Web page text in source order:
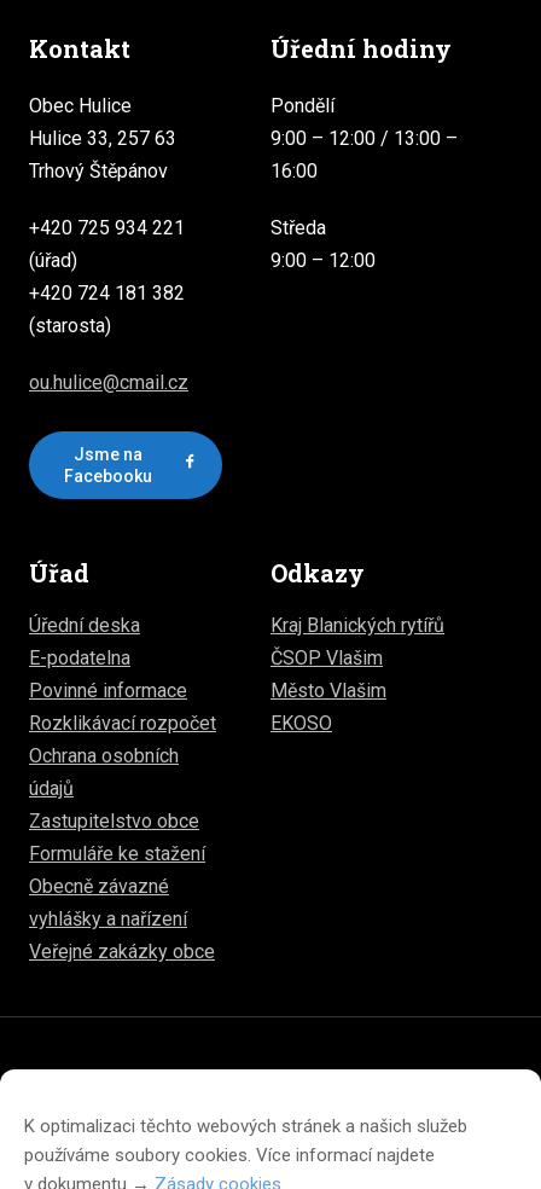
K optimalizaci těchto webových stránek a našich služeb
používáme soubory cookies. Více informací najdete
v dokumentu → Zásady cookies
Kontakt
Obec Hulice
Hulice 33, 257 63
Trhový Štěpánov
+420 725 934 221
(úřad)
+420 724 181 382
(starosta)
ou.hulice@cmail.cz
Jsme na
Facebooku
Úřední hodiny
Pondělí
9:00 – 12:00 / 13:00 –
16:00
Středa
9:00 – 12:00
Úřad
Úřední deska
E-podatelna
Povinné informace
Rozklikávací rozpočet
Ochrana osobních
údajů
Zastupitelstvo obce
Formuláře ke stažení
Obecně závazné
vyhlášky a nařízení
Veřejné zakázky obce
Odkazy
Kraj Blanických rytířů
ČSOP Vlašim
Město Vlašim
EKOSO
Prohlášení o přístupnosti
Prohlášení o ochraně soukromí
Zásady cookies (EU)